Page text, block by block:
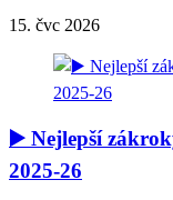
15. čvc 2026
▶️ Nejlepší
2025-26